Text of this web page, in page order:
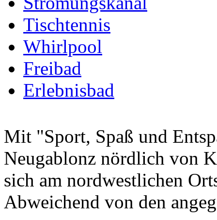
Tischtennis
Whirlpool
Freibad
Erlebnisbad
Mit "Sport, Spaß und
Neugablonz nördlich von
sich am nordwestlichen
Abweichend von den